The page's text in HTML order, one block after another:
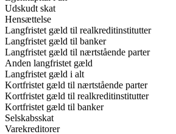
Udskudt skat
Hensættelse
Langfristet gæld til realkreditinstitutter
Langfristet gæld til banker
Langfristet gæld til nærtstående parter
Anden langfristet gæld
Langfristet gæld i alt
Kortfristet gæld til nærtstående parter
Kortfristet gæld til realkreditinstitutter
Kortfristet gæld til banker
Selskabsskat
Varekreditorer